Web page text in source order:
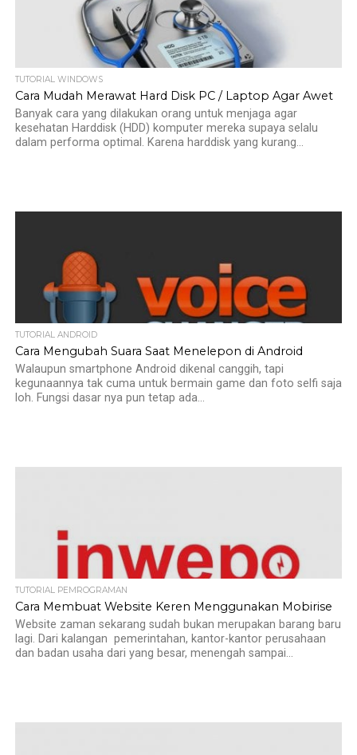
TUTORIAL WINDOWS
Cara Mudah Merawat Hard Disk PC / Laptop Agar Awet
Banyak cara yang dilakukan orang untuk menjaga agar
kesehatan Harddisk (HDD) komputer mereka supaya selalu
dalam performa optimal. Karena harddisk yang kurang...
TUTORIAL ANDROID
Cara Mengubah Suara Saat Menelepon di Android
Walaupun smartphone Android dikenal canggih, tapi
kegunaannya tak cuma untuk bermain game dan foto selfi saja
loh. Fungsi dasar nya pun tetap ada...
TUTORIAL PEMROGRAMAN
Cara Membuat Website Keren Menggunakan Mobirise
Website zaman sekarang sudah bukan merupakan barang baru
lagi. Dari kalangan pemerintahan, kantor-kantor perusahaan
dan badan usaha dari yang besar, menengah sampai...